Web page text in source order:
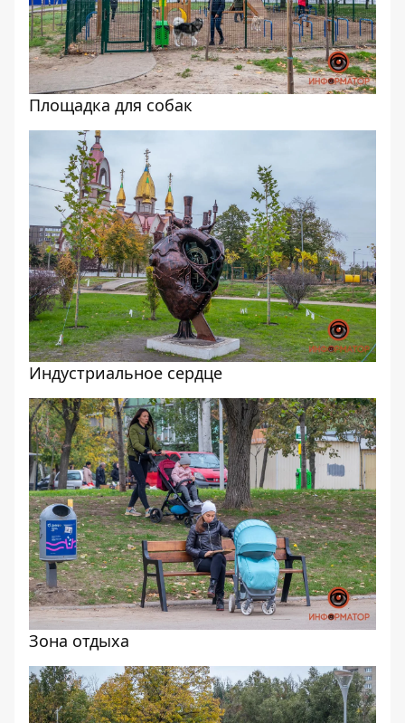
Площадка для собак
Индустриальное сердце
Зона отдыха